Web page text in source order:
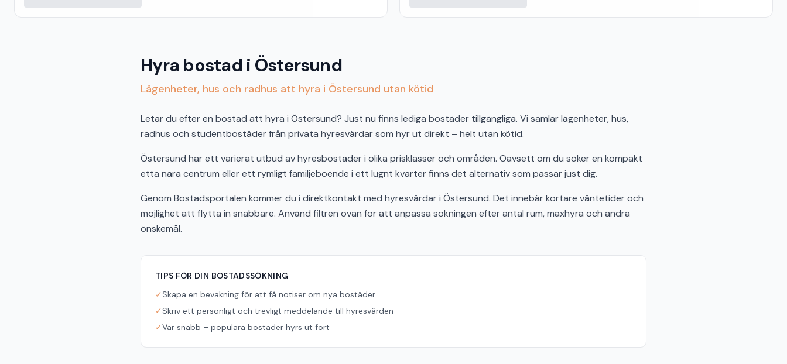
Hyra bostad i Östersund
Lägenheter, hus och radhus att hyra i Östersund utan kötid
Letar du efter en bostad att hyra i Östersund? Just nu finns lediga bostäder tillgängliga. Vi samlar lägenheter, hus,
radhus och studentbostäder från privata hyresvärdar som hyr ut direkt – helt utan kötid.
Östersund har ett varierat utbud av hyresbostäder i olika prisklasser och områden. Oavsett om du söker en kompakt
etta nära centrum eller ett rymligt familjeboende i ett lugnt kvarter finns det alternativ som passar just dig.
Genom Bostadsportalen kommer du i direktkontakt med hyresvärdar i Östersund. Det innebär kortare väntetider och
möjlighet att flytta in snabbare. Använd filtren ovan för att anpassa sökningen efter antal rum, maxhyra och andra
önskemål.
TIPS FÖR DIN BOSTADSSÖKNING
✓Skapa en bevakning för att få notiser om nya bostäder
✓Skriv ett personligt och trevligt meddelande till hyresvärden
✓Var snabb – populära bostäder hyrs ut fort